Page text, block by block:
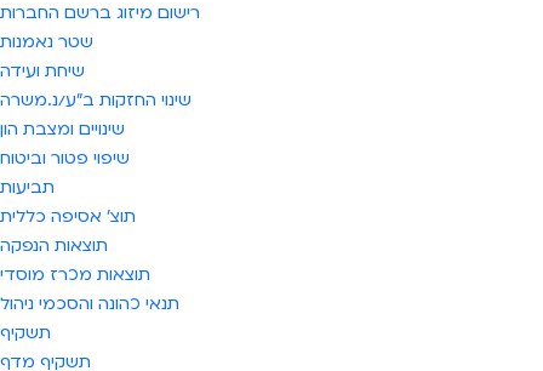
רישום מיזוג ברשם החברות
שטר נאמנות
שיחת ועידה
שינוי החזקות ב"ע/נ.משרה
שינויים ומצבת הון
שיפוי פטור וביטוח
תביעות
תוצ' אסיפה כללית
תוצאות הנפקה
תוצאות מכרז מוסדי
תנאי כהונה והסכמי ניהול
תשקיף
תשקיף מדף